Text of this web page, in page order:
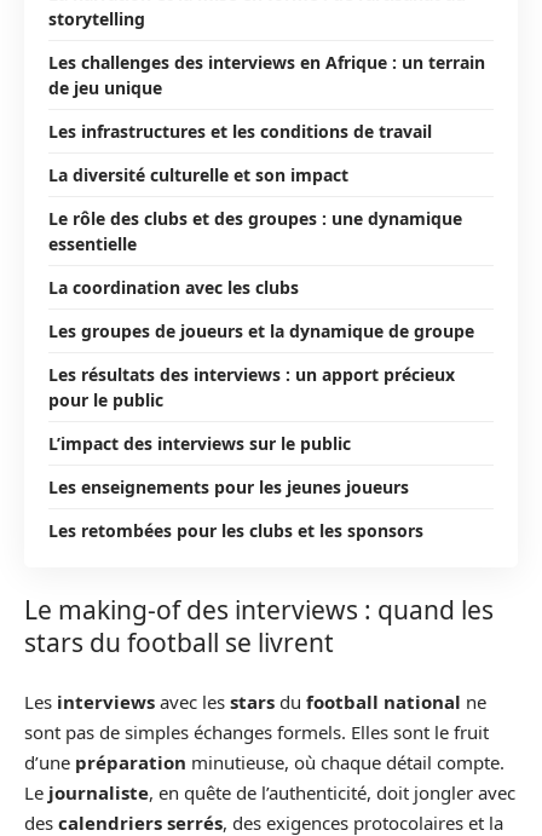
storytelling
Les challenges des interviews en Afrique : un terrain
de jeu unique
Les infrastructures et les conditions de travail
La diversité culturelle et son impact
Le rôle des clubs et des groupes : une dynamique
essentielle
La coordination avec les clubs
Les groupes de joueurs et la dynamique de groupe
Les résultats des interviews : un apport précieux
pour le public
L’impact des interviews sur le public
Les enseignements pour les jeunes joueurs
Les retombées pour les clubs et les sponsors
Le making-of des interviews : quand les
stars du football se livrent
Les interviews avec les stars du football national ne
sont pas de simples échanges formels. Elles sont le fruit
d’une préparation minutieuse, où chaque détail compte.
Le journaliste, en quête de l’authenticité, doit jongler avec
des calendriers serrés, des exigences protocolaires et la